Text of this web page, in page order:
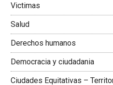
Victimas
Salud
Derechos humanos
Democracia y ciudadania
Ciudades Equitativas –